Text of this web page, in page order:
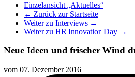
Einzelansicht „Aktuelles“
← Zurück zur Startseite
Weiter zu Interviews →
Weiter zu HR Innovation Day →
Neue Ideen und frischer Wind
vom 07. Dezember 2016